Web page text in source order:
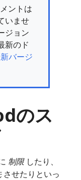
ントは
いませ
ジョン
新のド
バージ
のス
制限したり、
させたりといっ